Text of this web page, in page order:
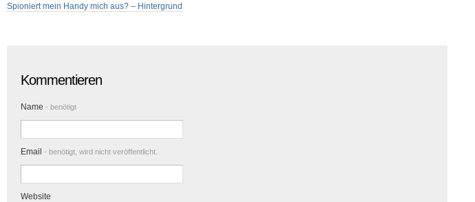
Spioniert mein Handy mich aus? – Hintergrund
Kommentieren
Name - benötigt
Email - benötigt, wird nicht veröffentlicht.
Website